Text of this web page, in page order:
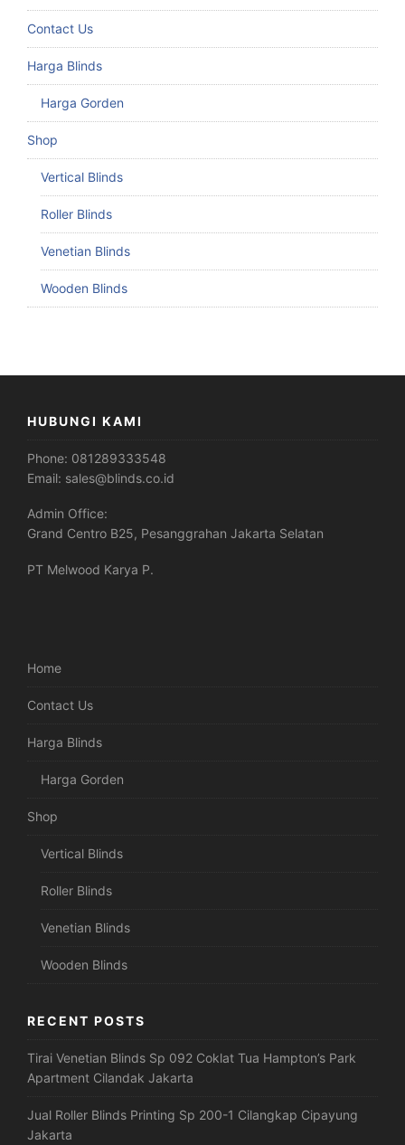
Contact Us
Harga Blinds
Harga Gorden
Shop
Vertical Blinds
Roller Blinds
Venetian Blinds
Wooden Blinds
HUBUNGI KAMI
Phone: 081289333548
Email: sales@blinds.co.id
Admin Office:
Grand Centro B25, Pesanggrahan Jakarta Selatan
PT Melwood Karya P.
Home
Contact Us
Harga Blinds
Harga Gorden
Shop
Vertical Blinds
Roller Blinds
Venetian Blinds
Wooden Blinds
RECENT POSTS
Tirai Venetian Blinds Sp 092 Coklat Tua Hampton’s Park
Apartment Cilandak Jakarta
Jual Roller Blinds Printing Sp 200-1 Cilangkap Cipayung
Jakarta